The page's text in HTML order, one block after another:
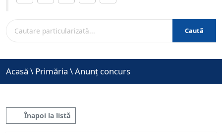
Caută
Acasă \ Primăria \Anunț concurs
Înapoi la listă